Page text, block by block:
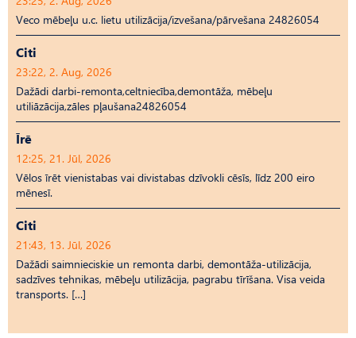
Veco mēbeļu u.c. lietu utilizācija/izvešana/pārvešana 24826054
Citi
23:22, 2. Aug, 2026
Dažādi darbi-remonta,celtniecība,demontāža, mēbeļu
utiliāzācija,zāles pļaušana24826054
Īrē
12:25, 21. Jūl, 2026
Vēlos īrēt vienistabas vai divistabas dzīvokli cēsīs, līdz 200 eiro
mēnesī.
Citi
21:43, 13. Jūl, 2026
Dažādi saimnieciskie un remonta darbi, demontāža-utilizācija,
sadzīves tehnikas, mēbeļu utilizācija, pagrabu tīrīšana. Visa veida
transports. […]